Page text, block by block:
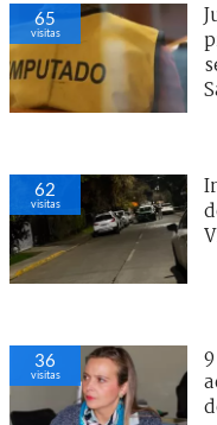
65
visitas
62
visitas
36
visitas